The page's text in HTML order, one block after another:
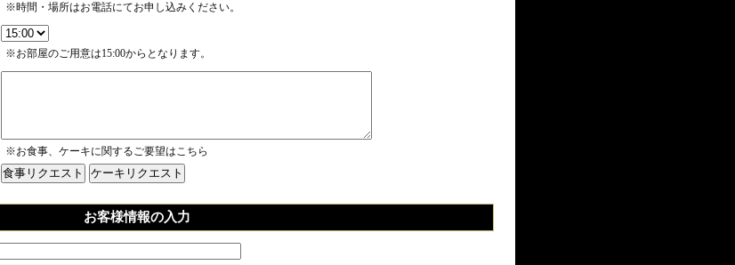
※時間・場所はお電話にてお申し込みください。
※お部屋のご用意は15:00からとなります。
※お食事、ケーキに関するご要望はこちら
お客様情報の入力